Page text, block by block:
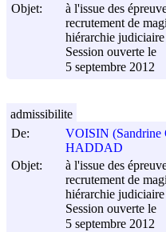
Objet:
à l'issue des
recrutement de
hiérarchie judiciaire
Session ouverte le
5 septembre 2012
De:
VOISIN (Sandrine
HADDAD
Objet:
à l'issue des
recrutement de
hiérarchie judiciaire
Session ouverte le
5 septembre 2012
admissibilite